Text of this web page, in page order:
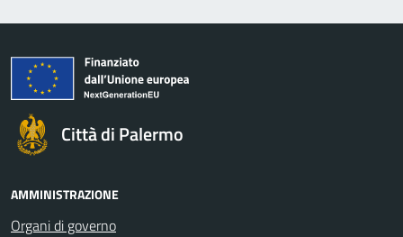
Città di Palermo
AMMINISTRAZIONE
Organi di governo